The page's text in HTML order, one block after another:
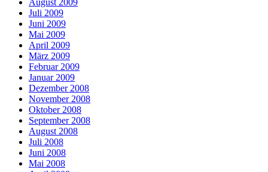
August 2009
Juli 2009
Juni 2009
Mai 2009
April 2009
März 2009
Februar 2009
Januar 2009
Dezember 2008
November 2008
Oktober 2008
September 2008
August 2008
Juli 2008
Juni 2008
Mai 2008